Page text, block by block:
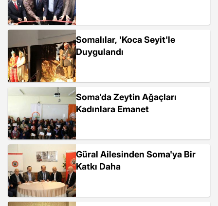
Somalılar, 'Koca Seyit'le
Duygulandı
Soma'da Zeytin Ağaçları
Kadınlara Emanet
Güral Ailesinden Soma'ya Bir
Katkı Daha